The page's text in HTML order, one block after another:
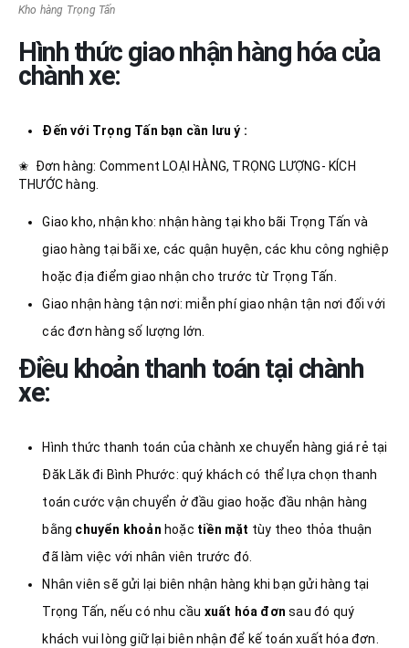
Kho hàng Trọng Tấn
Hình thức giao nhận hàng hóa của
chành xe:
Đến với Trọng Tấn bạn cần lưu ý :
✬ Đơn hàng: Comment LOẠI HÀNG, TRỌNG LƯỢNG- KÍCH
THƯỚC hàng.
Giao kho, nhận kho: nhận hàng tại kho bãi Trọng Tấn và
giao hàng tại bãi xe, các quận huyện, các khu công nghiệp
hoặc địa điểm giao nhận cho trước từ Trọng Tấn.
Giao nhận hàng tận nơi: miễn phí giao nhận tận nơi đối với
các đơn hàng số lượng lớn.
Điều khoản thanh toán tại chành
xe:
Hình thức thanh toán của chành xe chuyển hàng giá rẻ tại
Đăk Lăk đi Bình Phước: quý khách có thể lựa chọn thanh
toán cước vận chuyển ở đầu giao hoặc đầu nhận hàng
bằng chuyển khoản hoặc tiền mặt tùy theo thỏa thuận
đã làm việc với nhân viên trước đó.
Nhân viên sẽ gửi lại biên nhận hàng khi bạn gửi hàng tại
Trọng Tấn, nếu có nhu cầu xuất hóa đơn sau đó quý
khách vui lòng giữ lại biên nhận để kế toán xuất hóa đơn.